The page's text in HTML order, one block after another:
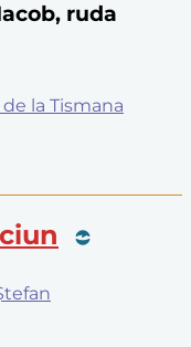
ruda
la Tismana